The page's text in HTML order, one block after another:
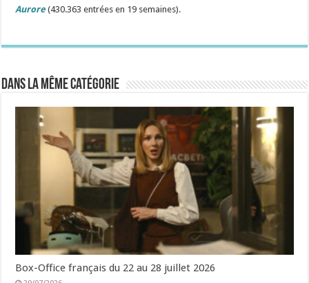
Aurore (430.363 entrées en 19 semaines).
Dans la même catégorie
Box-Office français du 22 au 28 juillet 2026